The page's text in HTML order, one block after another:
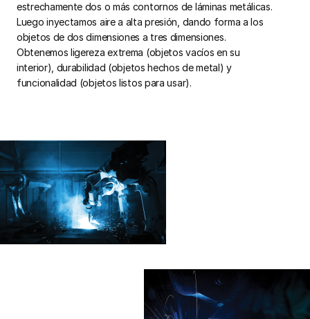
estrechamente dos o más contornos de láminas metálicas.
Luego inyectamos aire a alta presión, dando forma a los
objetos de dos dimensiones a tres dimensiones.
Obtenemos ligereza extrema (objetos vacíos en su
interior), durabilidad (objetos hechos de metal) y
funcionalidad (objetos listos para usar).